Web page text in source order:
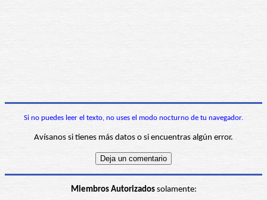
Si no puedes leer el texto, no uses el modo nocturno de tu navegador.
Avísanos si tienes más datos o si encuentras algún error.
Miembros Autorizadossolamente: